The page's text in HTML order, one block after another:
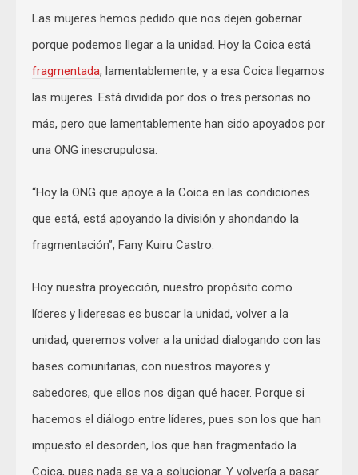
Las mujeres hemos pedido que nos dejen gobernar
porque podemos llegar a la unidad. Hoy la Coica está
fragmentada, lamentablemente, y a esa Coica llegamos
las mujeres. Está dividida por dos o tres personas no
más, pero que lamentablemente han sido apoyados por
una ONG inescrupulosa.
“Hoy la ONG que apoye a la Coica en las condiciones
que está, está apoyando la división y ahondando la
fragmentación”, Fany Kuiru Castro.
Hoy nuestra proyección, nuestro propósito como
líderes y lideresas es buscar la unidad, volver a la
unidad, queremos volver a la unidad dialogando con las
bases comunitarias, con nuestros mayores y
sabedores, que ellos nos digan qué hacer. Porque si
hacemos el diálogo entre líderes, pues son los que han
impuesto el desorden, los que han fragmentado la
Coica, pues nada se va a solucionar. Y volvería a pasar